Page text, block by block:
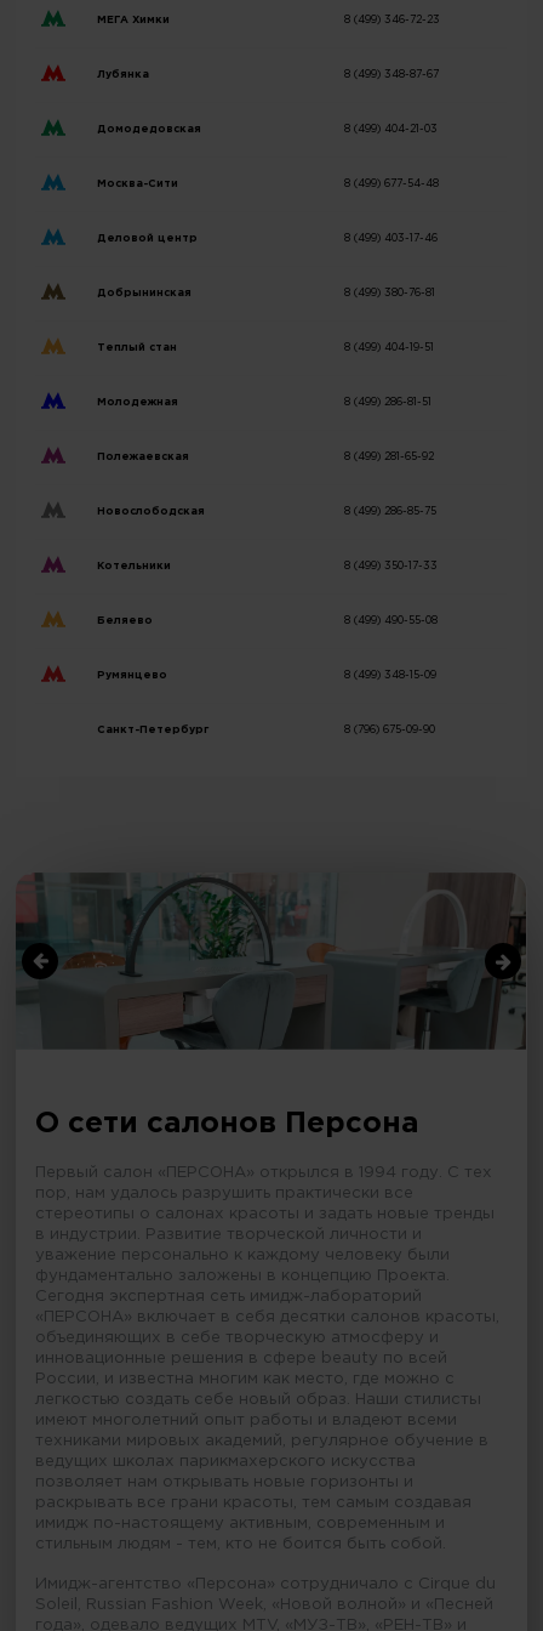
МЕГА Химки 8 (499) 346-72-23
Лубянка 8 (499) 348-87-67
Домодедовская 8 (499) 404-21-03
Москва-Сити 8 (499) 677-54-48
Деловой центр 8 (499) 403-17-46
Добрынинская 8 (499) 380-76-81
Теплый стан 8 (499) 404-19-51
Молодежная 8 (499) 286-81-51
Полежаевская 8 (499) 281-65-92
Новослободская 8 (499) 286-85-75
Котельники 8 (499) 350-17-33
Беляево 8 (499) 490-55-08
Румянцево 8 (499) 348-15-09
Санкт-Петербург 8 (796) 675-09-90
О сети салонов Персона
Первый салон «ПЕРСОНА» открылся в 1994 году. С тех
пор, нам удалось разрушить практически все
стереотипы о салонах красоты и задать новые тренды
в индустрии. Развитие творческой личности и
уважение персонально к каждому человеку были
фундаментально заложены в концепцию Проекта.
Сегодня экспертная сеть имидж-лабораторий
«ПЕРСОНА» включает в себя десятки салонов красоты,
объединяющих в себе творческую атмосферу и
инновационные решения в сфере beauty по всей
России, и известна многим как место, где можно с
легкостью создать себе новый образ. Наши стилисты
имеют многолетний опыт работы и владеют всеми
техниками мировых академий, регулярное обучение в
ведущих школах парикмахерского искусства
позволяет нам открывать новые горизонты и
раскрывать все грани красоты, тем самым создавая
имидж по-настоящему активным, современным и
стильным людям - тем, кто не боится быть собой.
Имидж-агентство «Персона» сотрудничало с Cirque du
Soleil, Russian Fashion Week, «Новой волной» и «Песней
года», одевало ведущих MTV, «МУЗ-ТВ», «РЕН-ТВ» и